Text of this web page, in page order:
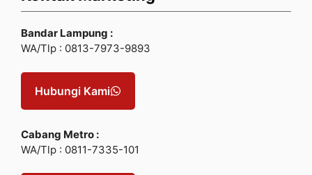
Bandar Lampung :
WA/Tlp : 0813-7973-9893
Hubungi Kami
Cabang Metro :
WA/Tlp : 0811-7335-101